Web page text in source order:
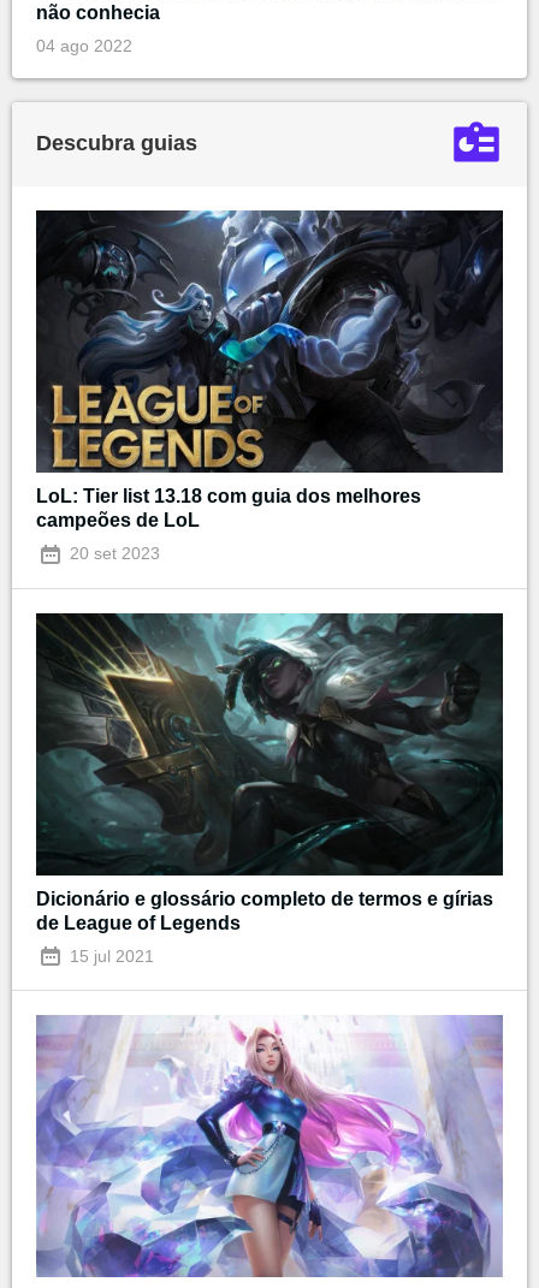
não conhecia
04 ago 2022
Descubra guias
LoL: Tier list 13.18 com guia dos melhores
campeões de LoL
20 set 2023
Dicionário e glossário completo de termos e gírias
de League of Legends
15 jul 2021